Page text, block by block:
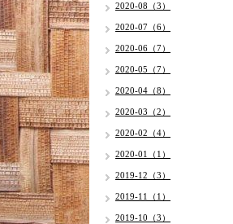
2020-08（3）
2020-07（6）
2020-06（7）
2020-05（7）
2020-04（8）
2020-03（2）
2020-02（4）
2020-01（1）
2019-12（3）
2019-11（1）
2019-10（3）